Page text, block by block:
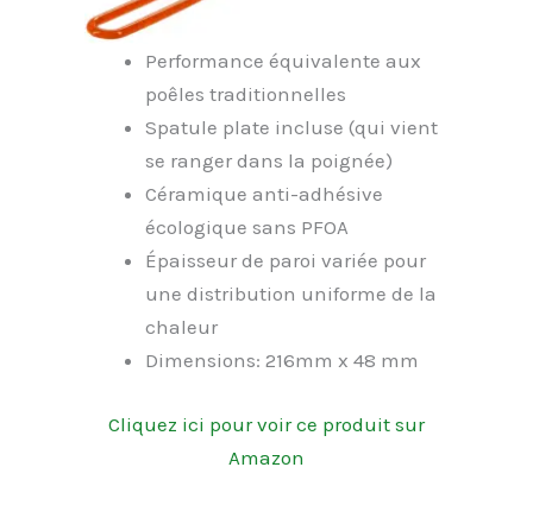
Performance équivalente aux
poêles traditionnelles
Spatule plate incluse (qui vient
se ranger dans la poignée)
Céramique anti-adhésive
écologique sans PFOA
Épaisseur de paroi variée pour
une distribution uniforme de la
chaleur
Dimensions: 216mm x 48 mm
Cliquez ici pour voir ce produit sur
Amazon